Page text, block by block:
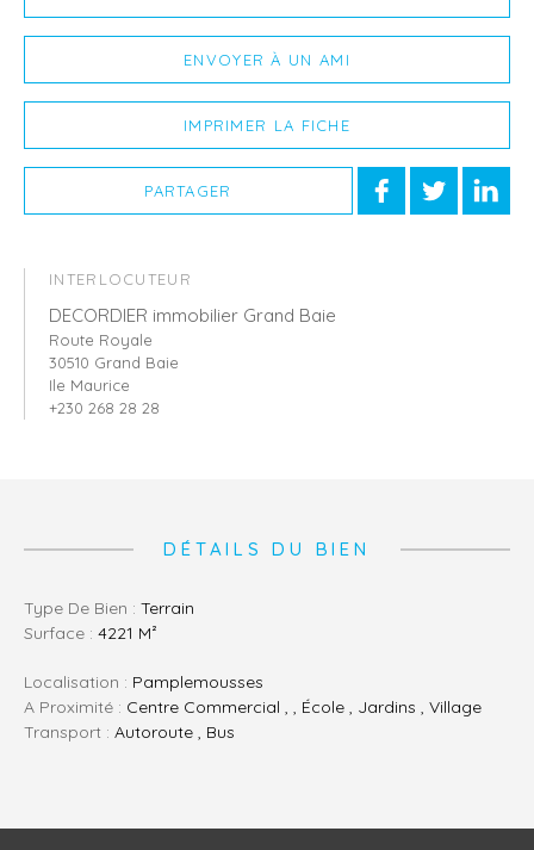
ENVOYER À UN AMI
IMPRIMER LA FICHE
PARTAGER
INTERLOCUTEUR
DECORDIER immobilier Grand Baie
Route Royale
30510 Grand Baie
Ile Maurice
+230 268 28 28
DÉTAILS DU BIEN
Type De Bien : Terrain
Surface : 4221 M²
Localisation : Pamplemousses
A Proximité : Centre Commercial , , École , Jardins , Village
Transport : Autoroute , Bus